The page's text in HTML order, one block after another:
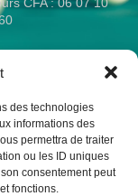
des technologies
informations des
permettra de traiter
ou les ID uniques
consentement peut
fonctions.